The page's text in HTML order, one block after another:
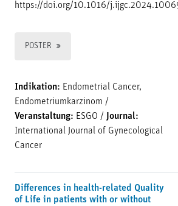
https://doi.org/10.1016/
POSTER
Indikation: Endometrial Cancer,
Endometriumkarzinom /
Veranstaltung: ESGO /
Journal:
International Journal of Gynecological
Cancer
Differences in health-related Quality
of Life in patients with or without